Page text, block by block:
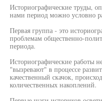
Историографические труды,
нами период можно условно
Первая группа - это
проблемам общественно-
периода.
Историографические работы
"вызревают" в процессе
качественный скачок,
количественных накоплений.